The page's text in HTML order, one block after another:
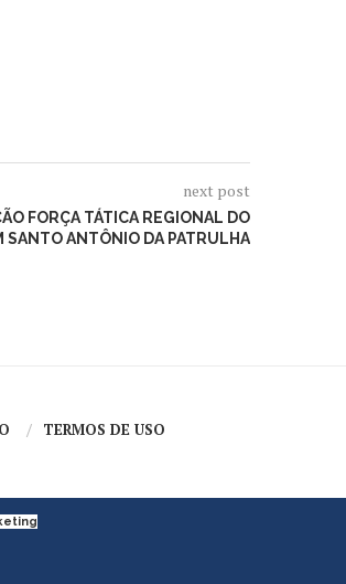
next post
FORÇA TÁTICA REGIONAL DO
SANTO ANTÔNIO DA PATRULHA
TERMOS DE USO